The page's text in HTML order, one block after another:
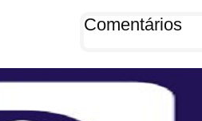
Comentários